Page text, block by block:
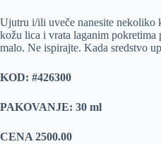
Ujutru i/ili uveče nanesite nekoliko
kožu lica i vrata laganim pokretima
malo. Ne ispirajte. Kada sredstvo
KOD: #426300
PAKOVANJE: 30 ml
CENA 2500.00